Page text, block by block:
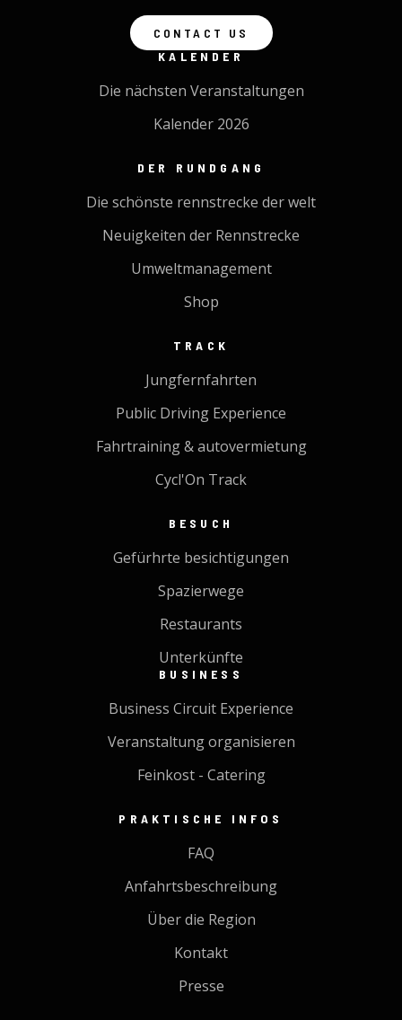
CONTACT US
KALENDER
Die nächsten Veranstaltungen
Kalender 2026
DER RUNDGANG
Die schönste rennstrecke der welt
Neuigkeiten der Rennstrecke
Umweltmanagement
Shop
TRACK
Jungfernfahrten
Public Driving Experience
Fahrtraining & autovermietung
Cycl'On Track
BESUCH
Gefürhrte besichtigungen
Spazierwege
Restaurants
Unterkünfte
BUSINESS
Business Circuit Experience
Veranstaltung organisieren
Feinkost - Catering
PRAKTISCHE INFOS
FAQ
Anfahrtsbeschreibung
Über die Region
Kontakt
Presse